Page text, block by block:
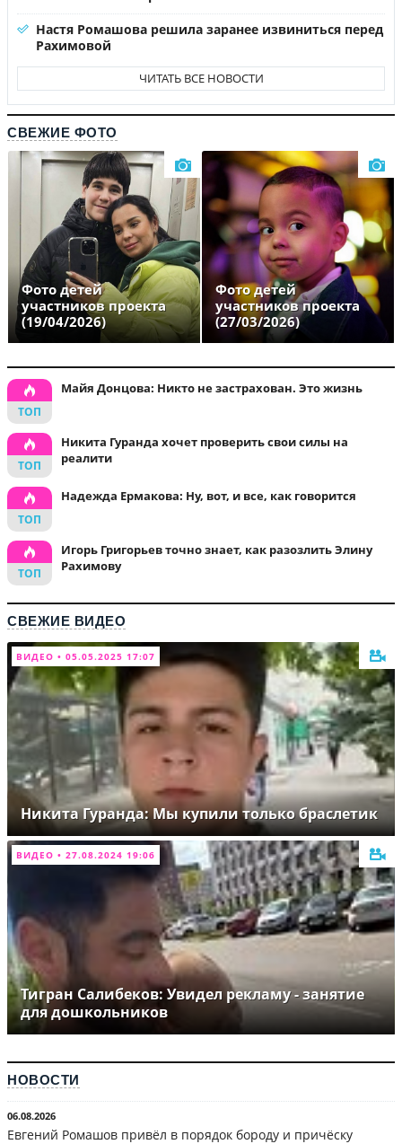
Настя Ромашова решила заранее извиниться перед
Рахимовой
ЧИТАТЬ ВСЕ НОВОСТИ
СВЕЖИЕ ФОТО
Фото детей
участников проекта
(19/04/2026)
Фото детей
участников проекта
(27/03/2026)
Майя Донцова: Никто не застрахован. Это жизнь
Никита Гуранда хочет проверить свои силы на
реалити
Надежда Ермакова: Ну, вот, и все, как говорится
Игорь Григорьев точно знает, как разозлить Элину
Рахимову
СВЕЖИЕ ВИДЕО
ВИДЕО • 05.05.2025 17:07
Никита Гуранда: Мы купили только браслетик
ВИДЕО • 27.08.2024 19:06
Тигран Салибеков: Увидел рекламу - занятие
для дошкольников
НОВОСТИ
06.08.2026
Евгений Ромашов привёл в порядок бороду и причёску